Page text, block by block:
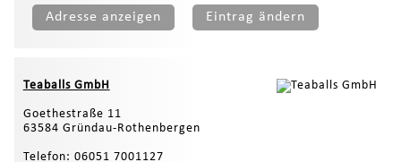
Adresse anzeigen Eintrag ändern
Teaballs GmbH
Goethestraße 11
63584 Gründau-Rothenbergen
Telefon: 06051 7001127